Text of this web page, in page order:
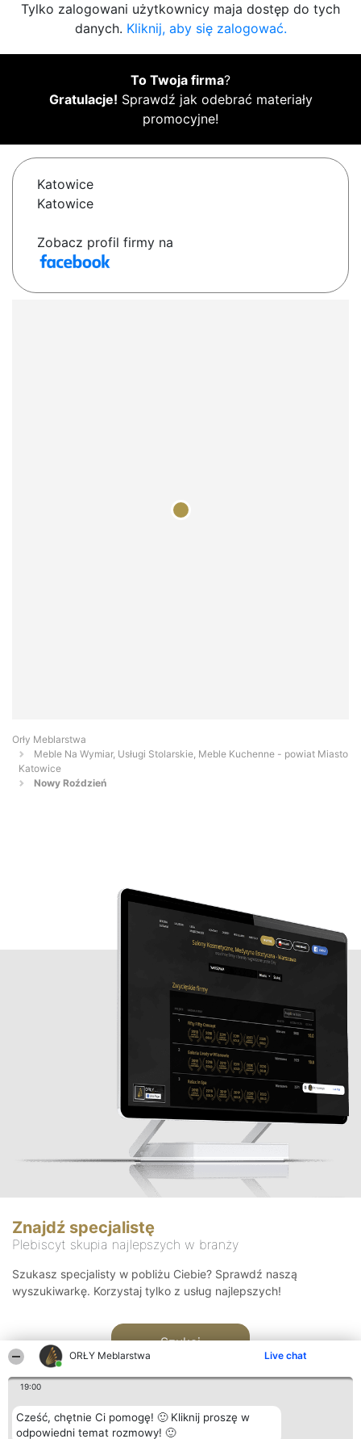
ORŁY Meblarstwa Live chat
19:00
Cześć, chętnie Ci pomogę! 🙂 Kliknij proszę w
odpowiedni temat rozmowy! 🙂
Tylko zalogowani użytkownicy maja dostęp do tych
danych. Kliknij, aby się zalogować.
To Twoja firma?
Gratulacje! Sprawdź jak odebrać materiały
promocyjne!
Katowice
Katowice
Zobacz profil firmy na
Orły Meblarstwa
Meble Na Wymiar, Usługi Stolarskie, Meble Kuchenne - powiat Miasto
Katowice
Nowy Roździeń
Znajdź specjalistę
Plebiscyt skupia najlepszych w branży
Szukasz specjalisty w pobliżu Ciebie? Sprawdź naszą
wyszukiwarkę. Korzystaj tylko z usług najlepszych!
Szukaj